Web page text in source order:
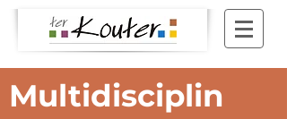
Multidisciplin